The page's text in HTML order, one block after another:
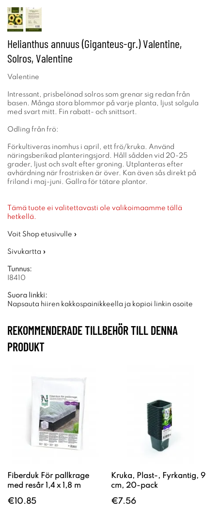
Helianthus annuus (Giganteus-gr.) Valentine,
Solros, Valentine
Valentine
Intressant, prisbelönad solros som grenar sig redan från
basen. Många stora blommor på varje planta, ljust solgula
med svart mitt. Fin rabatt- och snittsort.
Odling från frö:
Förkultiveras inomhus i april, ett frö/kruka. Använd
näringsberikad planteringsjord. Håll sådden vid 20-25
grader, ljust och svalt efter groning. Utplanteras efter
avhärdning när frostrisken är över. Kan även sås direkt på
friland i maj-juni. Gallra för tätare plantor.
Tämä tuote ei valitettavasti ole valikoimaamme tällä
hetkellä.
Voit Shop etusivulle »
Sivukartta »
Tunnus:
I8410
Suora linkki:
Napsauta hiiren kakkospainikkeella ja kopioi linkin osoite
REKOMMENDERADE TILLBEHÖR TILL DENNA
PRODUKT
Fiberduk För pallkrage
med resår 1,4 x 1,8 m
€10.85
Kruka, Plast-, Fyrkantig, 9
cm, 20-pack
€7.56